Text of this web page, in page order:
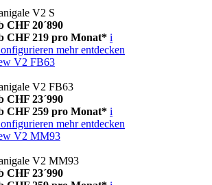
V2 S
CHF 20´890
CHF 219 pro Monat* i
mehr entdecken
V2 FB63
V2 FB63
CHF 23´990
CHF 259 pro Monat* i
mehr entdecken
V2 MM93
V2 MM93
CHF 23´990